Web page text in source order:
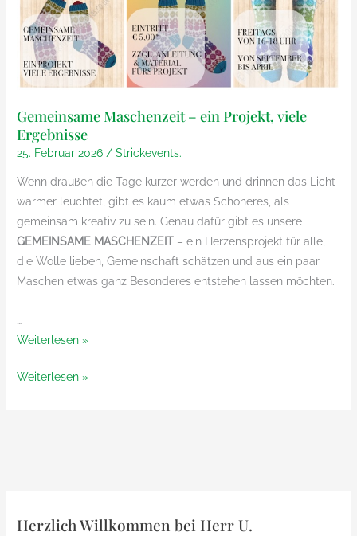
Gemeinsame Maschenzeit – ein Projekt, viele
Ergebnisse
25. Februar 2026/Strickevents.
Wenn draußen die Tage kürzer werden und drinnen das Licht
wärmer leuchtet, gibt es kaum etwas Schöneres, als
gemeinsam kreativ zu sein. Genau dafür gibt es unsere
GEMEINSAME MASCHENZEIT – ein Herzensprojekt für alle,
die Wolle lieben, Gemeinschaft schätzen und aus ein paar
Maschen etwas ganz Besonderes entstehen lassen möchten.
…
Gemeinsame
–
Weiterlesen »
Gemeinsame
Weiterlesen »
Herzlich Willkommen bei Herr U.